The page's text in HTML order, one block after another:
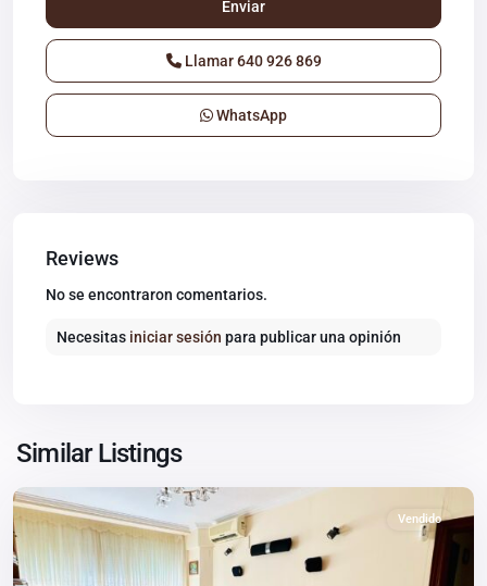
Llamar640 926 869
WhatsApp
Reviews
No se encontraron comentarios.
Necesitas iniciar sesión para publicar una opinión
Similar Listings
Parla
Vendido